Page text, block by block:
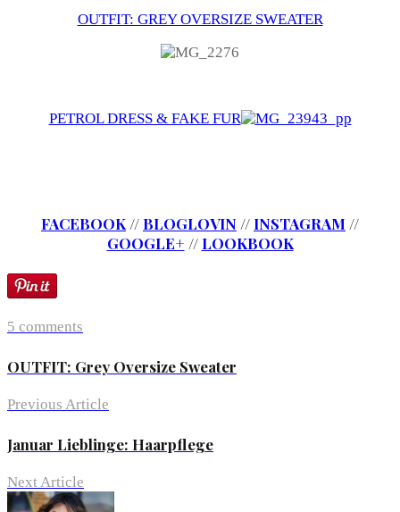
OUTFIT: GREY OVERSIZE SWEATER
PETROL DRESS & FAKE FUR
FACEBOOK//BLOGLOVIN //INSTAGRAM//
GOOGLE+ //LOOKBOOK
5 comments
OUTFIT: Grey Oversize Sweater
Previous Article
Januar Lieblinge: Haarpflege
Next Article